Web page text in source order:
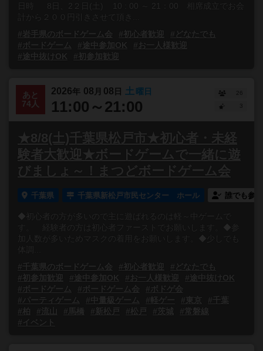
日時 8日、2２日(土) 10 : 00 ～ 21：00 相席成立でお会
計から２００円引きさせて頂き...
#岩手県のボードゲーム会
#初心者歓迎
#どなたでも
#ボードゲーム
#途中参加OK
#お一人様歓迎
#途中抜けOK
#初参加歓迎
あと
74人
2026年 08 月 08 日 土 曜日
11:00～21:00
26
3
★8/8(土)千葉県松戸市★初心者・未経
験者大歓迎★ボードゲームで一緒に遊
びましょ～！まつどボードゲーム会
千葉県 千葉県新松戸市民センター ホール 誰でも参加
◆初心者の方が多いので主に遊ばれるのは軽～中ゲームで
す。 経験者の方は初心者ファーストでお願いします。◆参
加人数が多いためマスクの着用をお願いします。◆少しでも
#千葉県のボードゲーム会
#初心者歓迎
#どなたでも
#初参加歓迎
#途中参加OK #お一人様歓迎
#途中抜けOK
#ボードゲーム
#ボードゲーム会
#ボドゲ会
#パーティゲーム
#中量級ゲーム #軽ゲー #東京
#千葉
#柏
#流山 #馬橋 #新松戸 #松戸 #茨城
#常磐線
#イベント